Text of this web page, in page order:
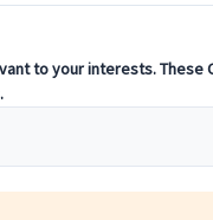
【マドリード発
絶景展望台＆ト
マドリード発！半
タホ川を望む絶
『トレド大聖堂
110.00